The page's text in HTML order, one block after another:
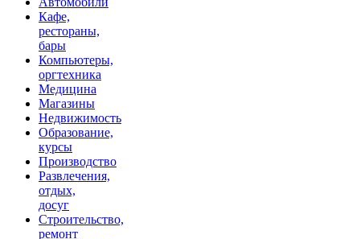
Кафе,
рестораны,
бары
Компьютеры,
оргтехника
Медицина
Магазины
Недвижимость
Образование,
курсы
Производство
Развлечения,
отдых,
досуг
Строительство,
ремонт